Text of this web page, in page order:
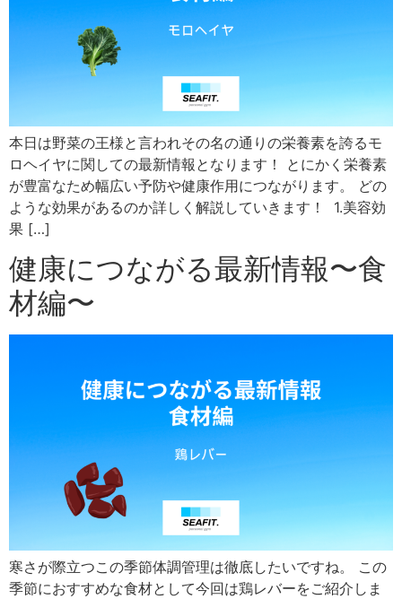
本日は野菜の王様と言われその名の通りの栄養素を誇るモ
ロヘイヤに関しての最新情報となります！ とにかく栄養素
が豊富なため幅広い予防や健康作用につながります。 どの
ような効果があるのか詳しく解説していきます！ 1.美容効
果 […]
健康につながる最新情報〜食
材編〜
寒さが際立つこの季節体調管理は徹底したいですね。 この
季節におすすめな食材として今回は鶏レバーをご紹介しま